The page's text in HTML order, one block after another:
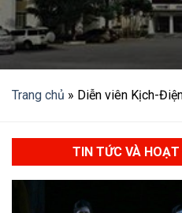
Trang chủ » Diễn viên Kịch-
TIN TỨC VÀ